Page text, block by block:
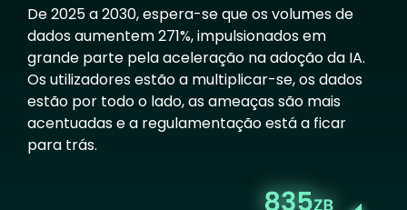
De 2025 a 2030, espera-se que os volumes de
dados aumentem 271%, impulsionados em
grande parte pela aceleração na adoção da IA.
Os utilizadores estão a multiplicar-se, os dados
estão por todo o lado, as ameaças são mais
acentuadas e a regulamentação está a ficar
para trás.